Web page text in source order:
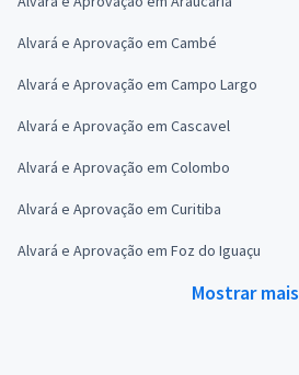
Alvará e Aprovação em Cambé
Alvará e Aprovação em Campo Largo
Alvará e Aprovação em Cascavel
Alvará e Aprovação em Colombo
Alvará e Aprovação em Curitiba
Alvará e Aprovação em Foz do Iguaçu
Mostrar mais